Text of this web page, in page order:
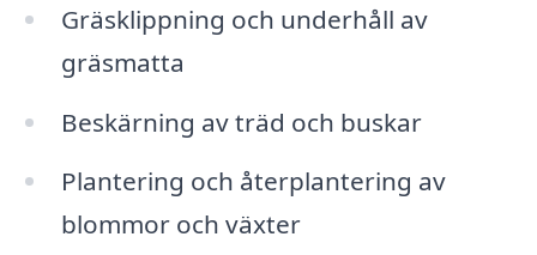
Gräsklippning och underhåll av
gräsmatta
Beskärning av träd och buskar
Plantering och återplantering av
blommor och växter